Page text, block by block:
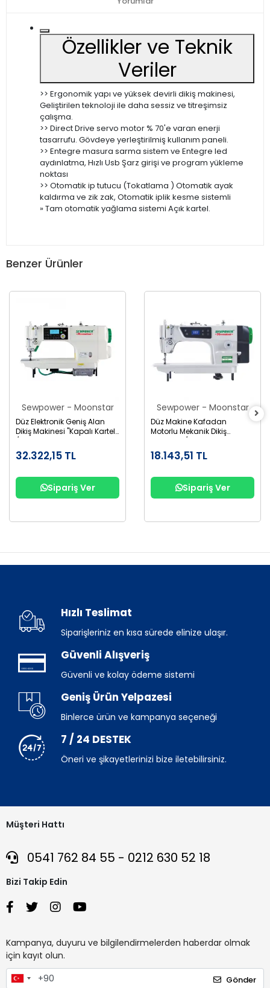
Özellikler ve Teknik
Veriler
>> Ergonomik yapı ve yüksek devirli dikiş makinesi,
Geliştirilen teknoloji ile daha sessiz ve titreşimsiz
çalışma.
>> Direct Drive servo motor % 70'e varan enerji
tasarrufu. Gövdeye yerleştirilmiş kullanım paneli.
>> Entegre masura sarma sistem ve Entegre led
aydınlatma, Hızlı Usb Şarz girişi ve program yükleme
noktası
>> Otomatik ip tutucu (Tokatlama ) Otomatik ayak
kaldırma ve zik zak, Otomatik iplik kesme sistemli
» Tam otomatik yağlama sistemi Açık kartel.
Benzer Ürünler
Sewpower - Moonstar
Düz Elektronik Geniş Alan
Dikiş Makinesi "Kapalı Kartel"
/ SP-S6
32.322,15 TL
Sipariş Ver
Sewpower - Moonstar
Düz Makine Kafadan
Motorlu Mekanik Dikiş
Makinesi / SP-180
18.143,51 TL
Sipariş Ver
Hızlı Teslimat
Siparişleriniz en kısa sürede elinize ulaşır.
Güvenli Alışveriş
Güvenli ve kolay ödeme sistemi
Geniş Ürün Yelpazesi
Binlerce ürün ve kampanya seçeneği
7 / 24 DESTEK
Öneri ve şikayetlerinizi bize iletebilirsiniz.
Müşteri Hattı
0541 762 84 55 - 0212 630 52 18
Bizi Takip Edin
Kampanya, duyuru ve bilgilendirmelerden haberdar olmak
için kayıt olun.
Gönder